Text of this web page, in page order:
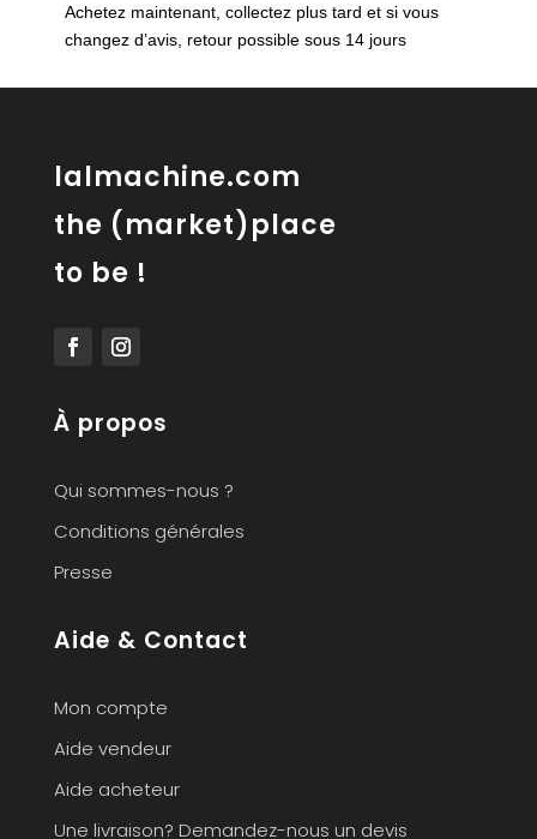
datant
Achetez maintenant, collectez plus tard et si vous
changez d’avis, retour possible sous 14 jours
lalmachine.com
the (market)place
to be !
À propos
Qui sommes-nous ?
Conditions générales
Presse
Aide & Contact
Mon compte
Aide vendeur
Aide acheteur
Une livraison? Demandez-nous un devis